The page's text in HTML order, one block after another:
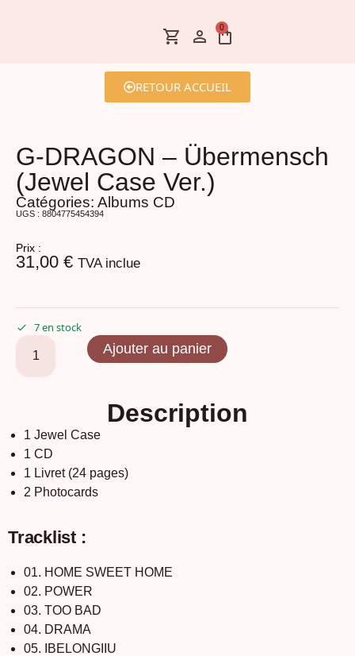
0
RETOUR ACCUEIL
G-DRAGON – Übermensch
(Jewel Case Ver.)
Catégories: Albums CD
UGS : 8804775454394
Prix :
31,00 € TVA inclue
7 en stock
Ajouter au panier
Description
1 Jewel Case
1 CD
1 Livret (24 pages)
2 Photocards
Tracklist :
01. HOME SWEET HOME
02. POWER
03. TOO BAD
04. DRAMA
05. IBELONGIIU